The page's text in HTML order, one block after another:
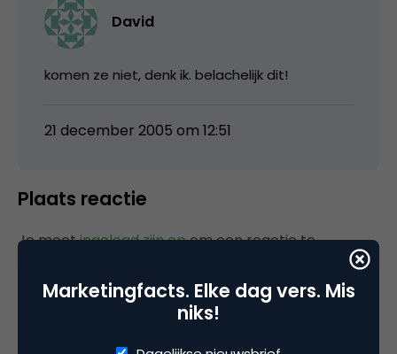
David
komen ze niet, denk ik. belachelijk dit!
21 december 2005 om 12:51
Plaats reactie
Je moetingelogd zijn opom een reactie te
Marketingfacts. Elke dag vers. Mis
niks!